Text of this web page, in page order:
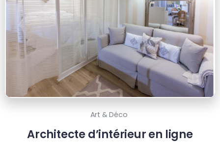
Art & Déco
Architecte d’intérieur en ligne